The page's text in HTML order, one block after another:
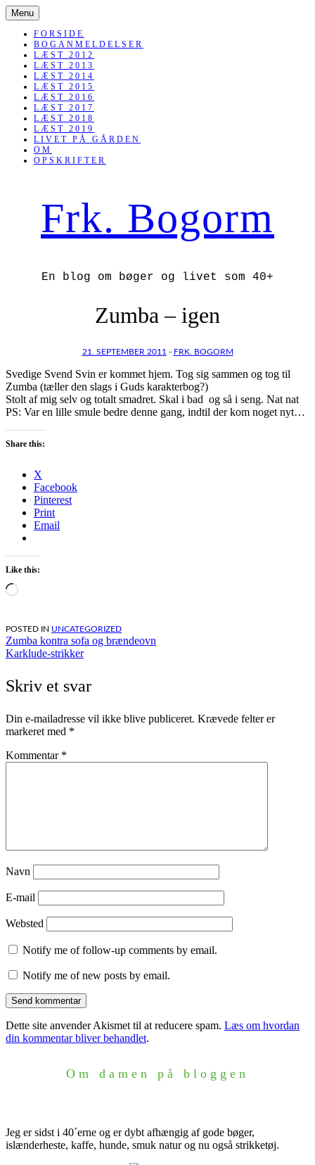
Menu SKIP
TO
CONTENT
FORSIDE
BOGANMELDELSER
LÆST 2012
LÆST 2013
LÆST 2014
LÆST 2015
LÆST 2016
LÆST 2017
LÆST 2018
LÆST 2019
LIVET PÅ GÅRDEN
OM
OPSKRIFTER
Frk. Bogorm
En blog om bøger og livet som 40+
Zumba – igen
21. SEPTEMBER 2011 - FRK. BOGORM
Svedige Svend Svin er kommet hjem. Tog sig sammen og tog til
Zumba (tæller den slags i Guds karakterbog?)
Stolt af mig selv og totalt smadret. Skal i bad og så i seng. Nat nat
PS: Var en lille smule bedre denne gang, indtil der kom noget nyt…
Share this:
X
Facebook
Pinterest
Print
Email
Like this:
Loading…
POSTED IN UNCATEGORIZED
Indlægsnavigation
Zumba kontra sofa og brændeovn
Karklude-strikker
Skriv et svar
Din e-mailadresse vil ikke blive publiceret. Krævede felter er
markeret med *
Kommentar *
Navn
E-mail
Websted
Notify me of follow-up comments by email.
Notify me of new posts by email.
Dette site anvender Akismet til at reducere spam. Læs om hvordan
din kommentar bliver behandlet.
Om damen på bloggen
Jeg er sidst i 40´erne og er dybt afhængig af gode bøger,
islænderheste, kaffe, hunde, smuk natur og nu også strikketøj.